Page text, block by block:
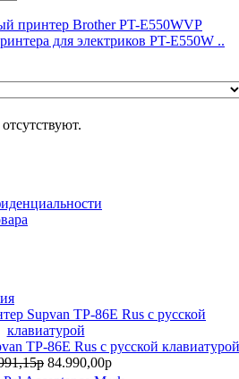
для электриков PT-E550W ..
TP-86E Rus с русской клавиатурой
84.990,00р